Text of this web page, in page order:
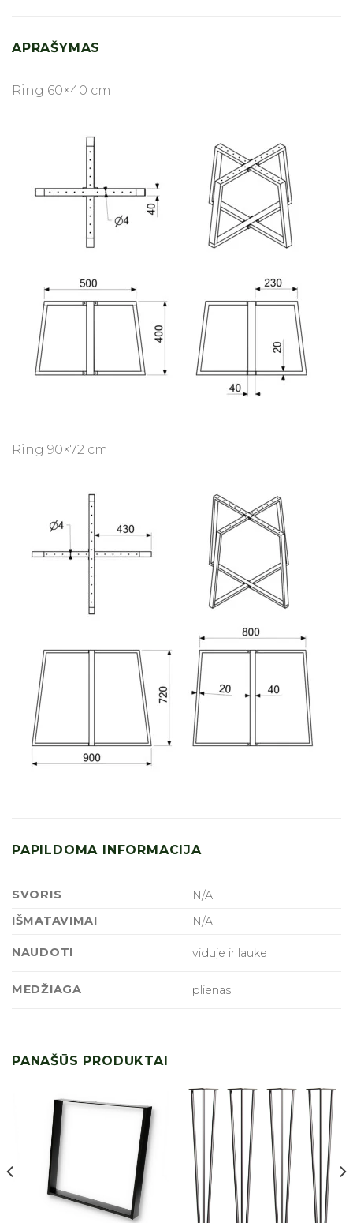
APRAŠYMAS
Ring 60×40 cm
Ring 90×72 cm
PAPILDOMA INFORMACIJA
SVORIS
N/A
IŠMATAVIMAI
N/A
NAUDOTI viduje ir lauke
MEDŽIAGA plienas
PANAŠŪS PRODUKTAI